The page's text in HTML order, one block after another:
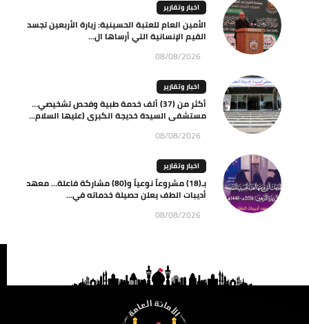
اخبار وتقارير
الأمين العام للعتبة الحسينية: زيارة الأربعين تجسد
القيم الإنسانية التي أرساها ال...
08/08/2026
اخبار وتقارير
أكثر من (37) ألف خدمة طبية وفحص تشخيصي…
مستشفى السيدة خديجة الكبرى (عليها السلام...
08/08/2026
اخبار وتقارير
بـ(18) مشروعاً نوعياً و(80) مشاركة فاعلة… معهد
أديبات الطف يعلن حصيلة خدماته في...
08/08/2026